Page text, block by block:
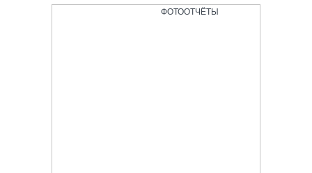
ФОТООТЧЁТЫ